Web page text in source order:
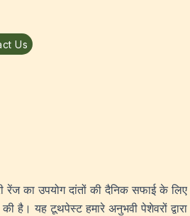
Us
का उपयोग दांतों की दैनिक सफाई के
है। यह टूथपेस्ट हमारे अनुभवी पेशेवरों